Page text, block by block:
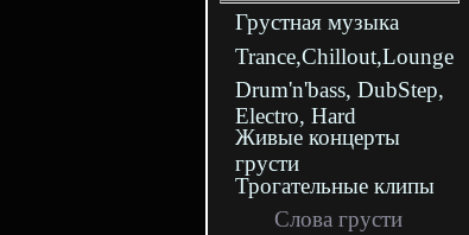
Грустная музыка
Trance,Chillout,Lounge
Drum'n'bass, DubStep,
Electro, Hard
Живые концерты
грусти
Трогательные клипы
Слова грусти